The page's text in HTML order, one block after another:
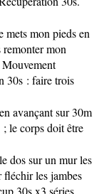
mets mon pieds en
mon
30s : faire trois
avançant sur 30m
le corps doit être
dos sur un mur les
fléchir les jambes
30s x3 séries